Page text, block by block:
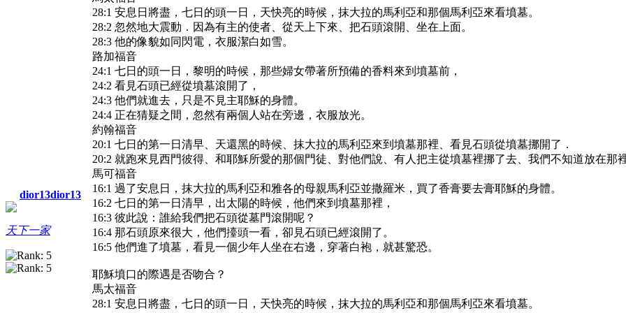
dior13dior13
天下一家
28:1 安息日將盡，七日的頭一日，天快亮的時候，抹大拉的馬利亞和那個馬利亞來看墳墓。
28:2 忽然地大震動．因為有主的使者、從天上下來、把石頭滾開、坐在上面。
28:3 他的像貌如同閃電，衣服潔白如雪。
路加福音
24:1 七日的頭一日，黎明的時候，那些婦女帶著所預備的香料來到墳墓前，
24:2 看見石頭已經從墳墓滾開了，
24:3 他們就進去，只是不見主耶穌的身體。
24:4 正在猜疑之間，忽然有兩個人站在旁邊，衣服放光。
約翰福音
20:1 七日的第一日清早、天還黑的時候、抹大拉的馬利亞來到墳墓那裡、看見石頭從墳墓挪開了．
20:2 就跑來見西門彼得、和耶穌所愛的那個門徒、對他們說、有人把主從墳墓裡挪了去、我們不知道放在那
馬可福音
16:1 過了安息日，抹大拉的馬利亞和雅各的母親馬利亞並撒羅米，買了香膏要去膏耶穌的身體。
16:2 七日的第一日清早，出太陽的時候，他們來到墳墓那裡，
16:3 彼此說：誰給我們把石頭從墓門滾開呢？
16:4 那石頭原來很大，他們擡頭一看，卻見石頭已經滾開了。
16:5 他們進了墳墓，看見一個少年人坐在右邊，穿著白袍，就甚驚恐。
耶穌墳口的際遇是否吻合？
馬太福音
28:1 安息日將盡，七日的頭一日，天快亮的時候，抹大拉的馬利亞和那個馬利亞來看墳墓。